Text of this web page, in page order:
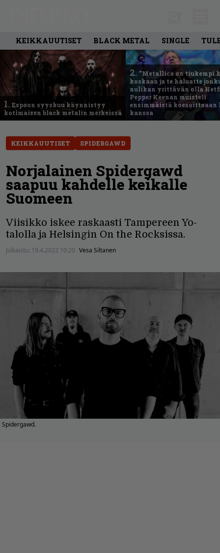
KEIKKAUUTISET BLACK METAL SINGLE
1. Espoon syyskuu käynnistyy
kotimaisen black metalin merkeissä
2. ”Metallica on tiukempi
koskaan ja te haluatte
nulikan yrittävän olla
Pepper Keenan muisteli
ensimmäistä
kanssa
KEIKKAUUTISET SPIDERGAWD
Norjalainen Spidergawd
saapuu kahdelle keikalle
Suomeen
Viisikko iskee raskaasti Tampereen Yo-
talolla ja Helsingin On the Rocksissa.
Julkaistu: 19.4.2022 10:20 Vesa Siltanen
Spidergawd.